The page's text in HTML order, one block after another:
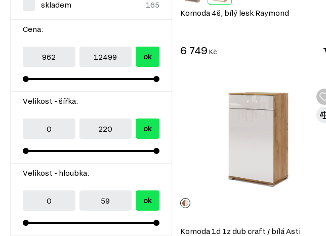
skladem
Cena:
ok
Velikost - šířka:
ok
Velikost - hloubka:
ok
Komoda 4š, bílý lesk Raymond
6 749 Kč
Komoda 1d 1z dub craft / bílá Asti